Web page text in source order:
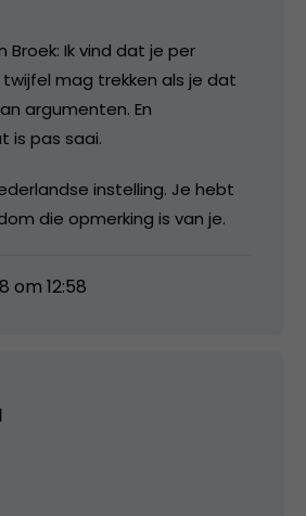
Broek: Ik vind dat je per
mag trekken als je dat
argumenten. En
is pas saai.
instelling. Je hebt
die opmerking is van je.
om 12:58